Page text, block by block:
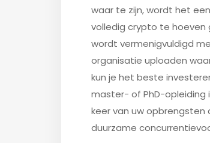
waar te zijn, wordt het
volledig crypto te
wordt vermenigvuldigd
organisatie uploaden
kun je het beste
master- of PhD-opleiding
keer van uw
duurzame